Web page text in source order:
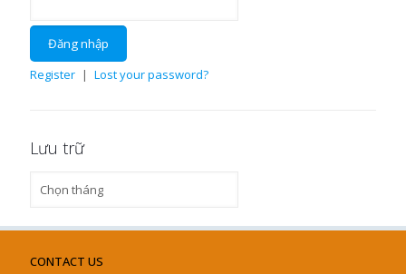
Register | Lost your password?
Lưu trữ
trữ
CONTACT US